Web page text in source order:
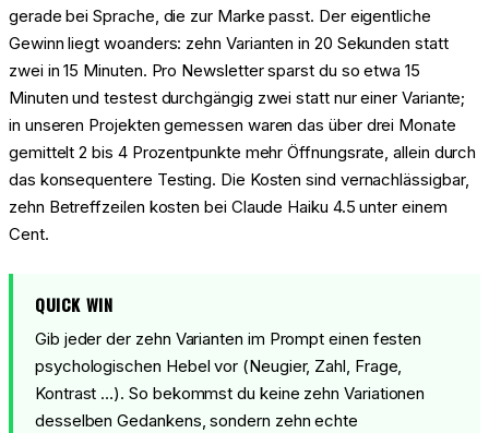
gerade bei Sprache, die zur Marke passt. Der eigentliche
Gewinn liegt woanders: zehn Varianten in 20 Sekunden statt
zwei in 15 Minuten. Pro Newsletter sparst du so etwa 15
Minuten und testest durchgängig zwei statt nur einer Variante;
in unseren Projekten gemessen waren das über drei Monate
gemittelt 2 bis 4 Prozentpunkte mehr Öffnungsrate, allein durch
das konsequentere Testing. Die Kosten sind vernachlässigbar,
zehn Betreffzeilen kosten bei Claude Haiku 4.5 unter einem
Cent.
QUICK WIN
Gib jeder der zehn Varianten im Prompt einen festen
psychologischen Hebel vor (Neugier, Zahl, Frage,
Kontrast …). So bekommst du keine zehn Variationen
desselben Gedankens, sondern zehn echte